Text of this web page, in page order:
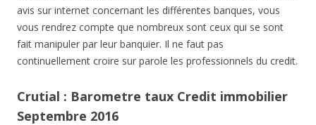
avis sur internet concernant les différentes banques, vous
vous rendrez compte que nombreux sont ceux qui se sont
fait manipuler par leur banquier. Il ne faut pas
continuellement croire sur parole les professionnels du credit.
Crutial : Barometre taux Credit immobilier
Septembre 2016